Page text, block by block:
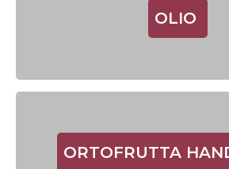
OLIO
ORTOFRUTTA